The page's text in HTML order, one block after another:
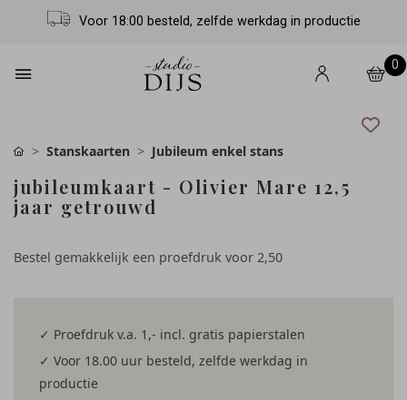
Voor 18:00 besteld, zelfde werkdag in productie
0
Stanskaarten Jubileum enkel stans
jubileumkaart - Olivier Mare 12,5
jaar getrouwd
Bestel gemakkelijk een proefdruk voor 2,50
✓ Proefdruk v.a. 1,- incl. gratis papierstalen
✓ Voor 18.00 uur besteld, zelfde werkdag in
productie